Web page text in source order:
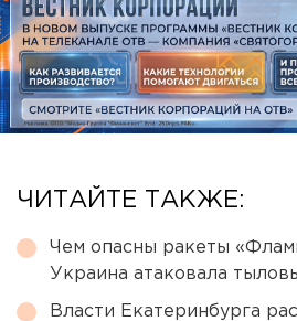
ЧИТАЙТЕ ТАКЖЕ:
Чем опасны ракеты
Украина атаковала
Власти Екатеринбурга